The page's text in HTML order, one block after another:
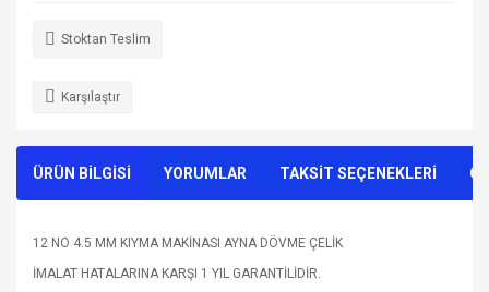
Stoktan Teslim
Karşılaştır
ÜRÜN BİLGİSİ YORUMLAR TAKSİT SEÇENEKLERİ
12 NO 4.5 MM KIYMA MAKİNASI AYNA DÖVME ÇELİK
İMALAT HATALARINA KARŞI 1 YIL GARANTİLİDİR.